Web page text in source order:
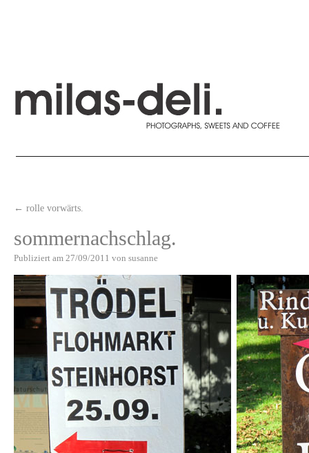
← rolle vorwärts.
sommernachschlag.
Publiziert am 27/09/2011 von susanne